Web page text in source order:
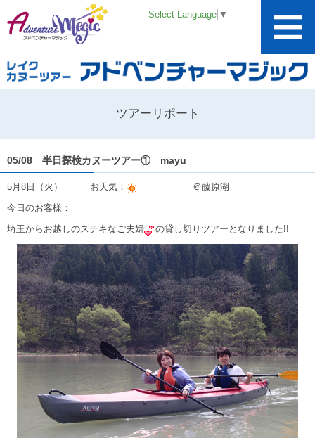
Select Language ▼
ツアーリポート
05/08 半日探検カヌーツアー① mayu
5月8日（火） お天気： ＠藤原湖
今日のお客様：
埼玉からお越しのステキなご夫婦 の貸し切りツアーとなりました!!